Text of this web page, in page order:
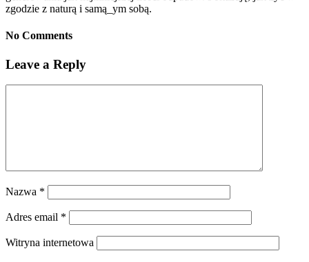
zgodzie z naturą i samą_ym sobą.
No Comments
Leave a Reply
Nazwa *
Adres email *
Witryna internetowa